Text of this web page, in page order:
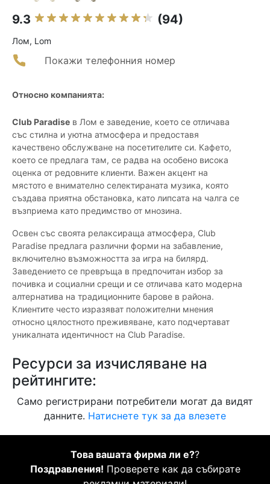
9.3 (94)
Лом, Lom
Покажи телефонния номер
Относно компанията:
Club Paradise в Лом е заведение, което се отличава
със стилна и уютна атмосфера и предоставя
качествено обслужване на посетителите си. Кафето,
което се предлага там, се радва на особено висока
оценка от редовните клиенти. Важен акцент на
мястото е внимателно селектираната музика, която
създава приятна обстановка, като липсата на чалга се
възприема като предимство от мнозина.
Освен със своята релаксираща атмосфера, Club
Paradise предлага различни форми на забавление,
включително възможността за игра на билярд.
Заведението се превръща в предпочитан избор за
почивка и социални срещи и се отличава като модерна
алтернатива на традиционните барове в района.
Клиентите често изразяват положителни мнения
относно цялостното преживяване, като подчертават
уникалната идентичност на Club Paradise.
Ресурси за изчисляване на
рейтингите:
Само регистрирани потребители могат да видят
данните. Натиснете тук за да влезете
Това вашата фирма ли е??
Поздравления! Проверете как да събирате